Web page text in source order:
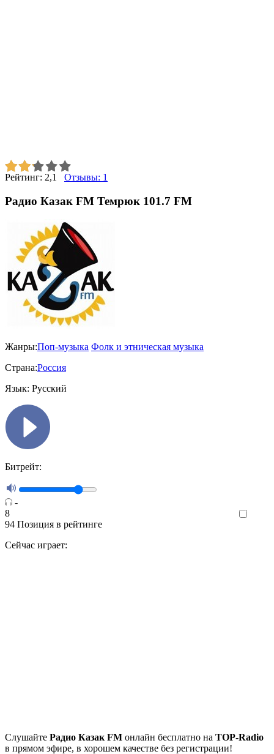
Рейтинг: 2,1 Отзывы: 1
Радио Казак FM Темрюк 101.7 FM
Жанры:Поп-музыка Фолк и этническая музыка
Страна:Россия
Язык: Русский
Битрейт:
-
8
94 Позиция в рейтинге
Сейчас играет:
Cлушайте Радио Казак FM онлайн бесплатно на TOP-Radio
в прямом эфире, в хорошем качестве без регистрации!